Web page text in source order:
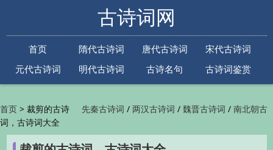
古诗词网
首页 隋代古诗词 唐代古诗词
宋代古诗词
元代古诗词
明代古诗词 古诗名句
古诗词鉴赏
先秦古诗词 /两汉古诗词 /魏晋古诗词 /南北朝古
代古诗词/金朝古诗词/元代古诗词/明代古诗词
首页 > 裁剪的古诗
词，古诗词大全